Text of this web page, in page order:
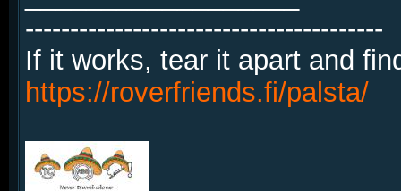
----------------------------------------
If it works, tear it apart and
https://roverfriends.fi/palsta/